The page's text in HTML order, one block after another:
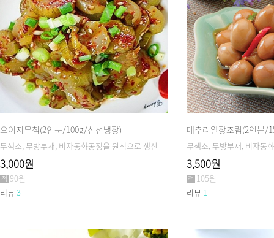
오이지무침(2인분/100g/신선냉장)
무색소, 무방부재, 비자동화공정을 원칙으로 생산
3,000원
90원
리뷰3
메추리알장조림(2인분/
무색소, 무방부재, 비자동
3,500원
105원
리뷰 1